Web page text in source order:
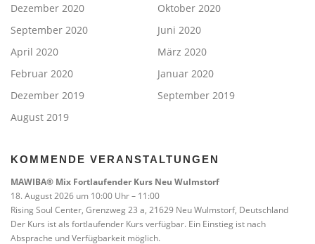
Dezember 2020
Oktober 2020
September 2020
Juni 2020
April 2020
März 2020
Februar 2020
Januar 2020
Dezember 2019
September 2019
August 2019
KOMMENDE VERANSTALTUNGEN
MAWIBA® Mix Fortlaufender Kurs Neu Wulmstorf
18. August 2026 um 10:00 Uhr – 11:00
Rising Soul Center, Grenzweg 23 a, 21629 Neu Wulmstorf, Deutschland
Der Kurs ist als fortlaufender Kurs verfügbar. Ein Einstieg ist nach
Absprache und Verfügbarkeit möglich.